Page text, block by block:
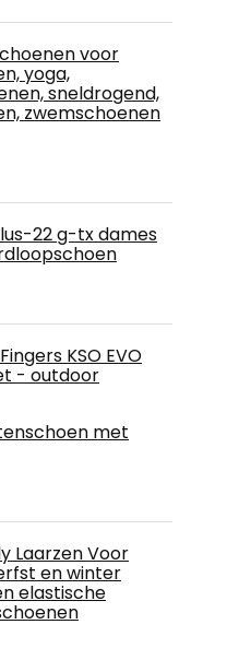
voor
yoga,
sneldrogend,
zwemschoenen
22 g-tx dames
KSO EVO
- outdoor
met
Laarzen Voor
en winter
elastische